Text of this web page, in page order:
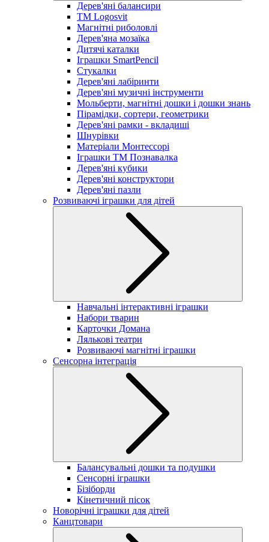
Дерев'яні балансири
TM Logosvit
Магнітні риболовлі
Дерев'яна мозаїка
Дитячі каталки
Іграшки SmartPencil
Стукалки
Дерев'яні лабіринти
Дерев'яні музичні інструменти
Мольберти, магнітні дошки і дошки знань
Пірамідки, сортери, геометрики
Дерев'яні рамки - вкладиші
Шнурівки
Матеріали Монтессорі
Іграшки ТМ Познавалка
Дерев'яні кубики
Дерев'яні конструктори
Дерев'яні пазли
Розвиваючі іграшки для дітей
Навчальні інтерактивні іграшки
Набори тварин
Карточки Домана
Лялькові театри
Розвиваючі магнітні іграшки
Сенсорна інтеграція
Балансувальні дошки та подушки
Сенсорні іграшки
Бізіборди
Кінетичний пісок
Новорічні іграшки для дітей
Канцтовари